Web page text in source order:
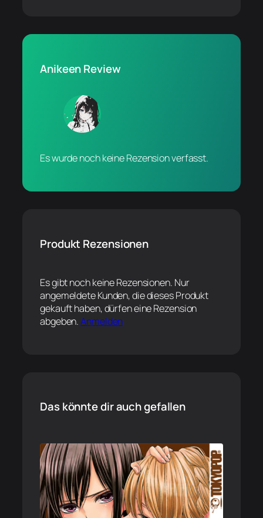
Anikeen Review
Es wurde noch keine Rezension verfasst.
Produkt Rezensionen
Es gibt noch keine Rezensionen. Nur
angemeldete Kunden, die dieses Produkt
gekauft haben, dürfen eine Rezension
abgeben.Anmelden
Das könnte dir auch gefallen